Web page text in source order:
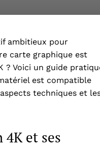
ambitieux pour
carte graphique est
? Voici un guide
est compatible
techniques et
et ses